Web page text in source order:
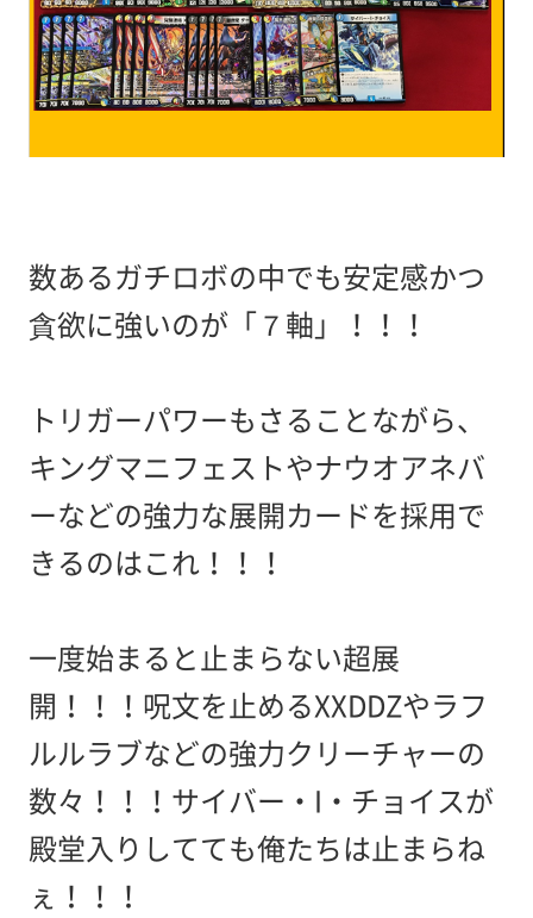
数あるガチロボの中でも安定感かつ
貪欲に強いのが「７軸」！！！
トリガーパワーもさることながら、
キングマニフェストやナウオアネバ
ーなどの強力な展開カードを採用で
きるのはこれ！！！
一度始まると止まらない超展
開！！！呪文を止めるXXDDZやラフ
ルルラブなどの強力クリーチャーの
数々！！！サイバー・I・チョイスが
殿堂入りしてても俺たちは止まらね
ぇ！！！